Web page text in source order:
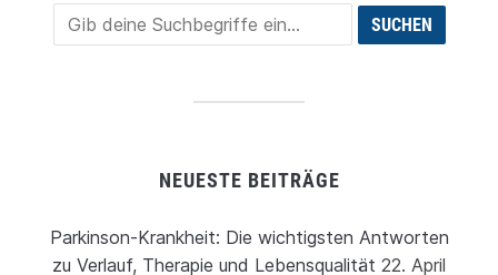
NEUESTE BEITRÄGE
Parkinson-Krankheit: Die wichtigsten Antworten
zu Verlauf, Therapie und Lebensqualität 22. April